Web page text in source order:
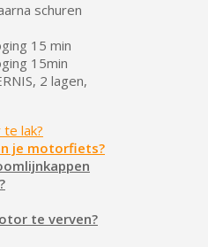
schuren
15 min
15min
2 lagen,
lak?
je motorfiets?
te verven?